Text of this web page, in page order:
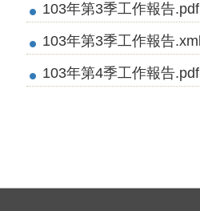
103年第3季工作報告.pdf
103年第3季工作報告.xml
103年第4季工作報告.pdf